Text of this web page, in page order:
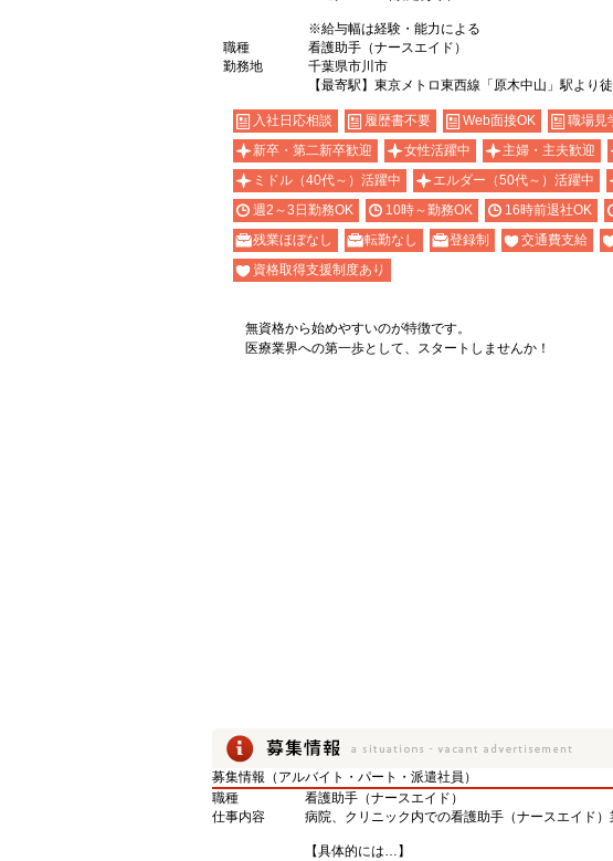
※給与幅は経験・能力による
職種
看護助手（ナースエイド）
勤務地
千葉県市川市
【最寄駅】東京メトロ東西線「原木中山」駅より
入社日応相談 履歴書不要 Web面接OK 職場見
新卒・第二新卒歓迎
女性活躍中 主婦・主夫歓迎
ミドル（40代～）活躍中
エルダー（50代～）活躍中
週2～3日勤務OK
10時～勤務OK 16時前退社OK
残業ほぼなし
転勤なし 登録制 交通費支給
資格取得支援制度あり
無資格から始めやすいのが特徴です。
医療業界への第一歩として、スタートしませんか！
募集情報（アルバイト・パート・派遣社員）
職種
看護助手（ナースエイド）
仕事内容
病院、クリニック内での看護助手（ナースエイド）
【具体的には…】